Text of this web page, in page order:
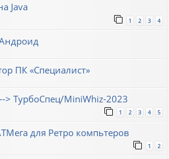
Java
1 2 3 4
ПК «Специалист»
> ТурбоСпец/MiniWhiz-2023
1 2 3 4 5
для Ретро компьтеров
1 2